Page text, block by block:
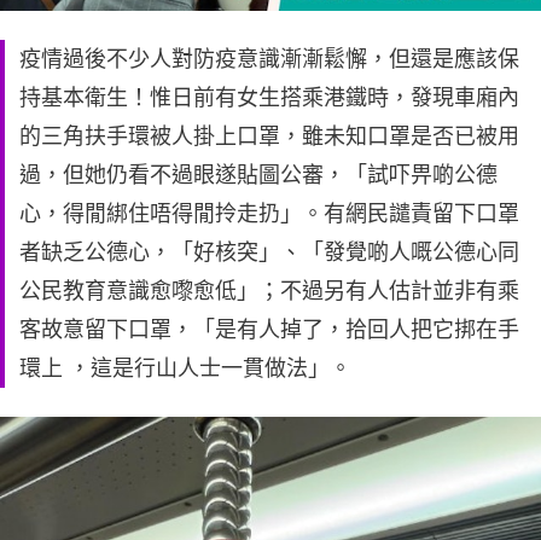
疫情過後不少人對防疫意識漸漸鬆懈，但還是應該保
持基本衛生！惟日前有女生搭乘港鐵時，發現車廂內
的三角扶手環被人掛上口罩，雖未知口罩是否已被用
過，但她仍看不過眼遂貼圖公審，「試吓畀啲公德
心，得閒綁住唔得閒拎走扔」。有網民譴責留下口罩
者缺乏公德心，「好核突」、「發覺啲人嘅公德心同
公民教育意識愈嚟愈低」；不過另有人估計並非有乘
客故意留下口罩，「是有人掉了，拾回人把它挷在手
環上 ，這是行山人士一貫做法」。